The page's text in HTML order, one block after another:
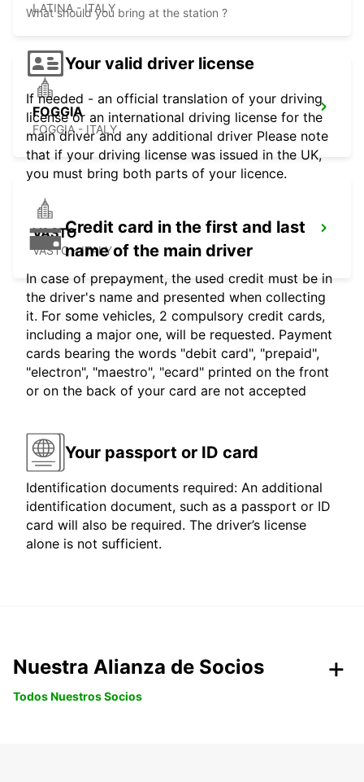
LATINA - ITALY
FOGGIA
FOGGIA - ITALY
VASTO
VASTO - ITALY
What should you bring at the station ?
Your valid driver license
If needed - an official translation of your driving
license or an international driving license for the
main driver and any additional driver Please note
that if your driving license was issued in the UK,
you must bring both parts of your licence.
Credit card in the first and last
name of the main driver
In case of prepayment, the used credit must be in
the driver's name and presented when collecting
it. For some vehicles, 2 compulsory credit cards,
including a major one, will be requested. Payment
cards bearing the words "debit card", "prepaid",
"electron", "maestro", "ecard" printed on the front
or on the back of your card are not accepted
Your passport or ID card
Identification documents required: An additional
identification document, such as a passport or ID
card will also be required. The driver’s license
alone is not sufficient.
Nuestra Alianza de Socios
Todos Nuestros Socios